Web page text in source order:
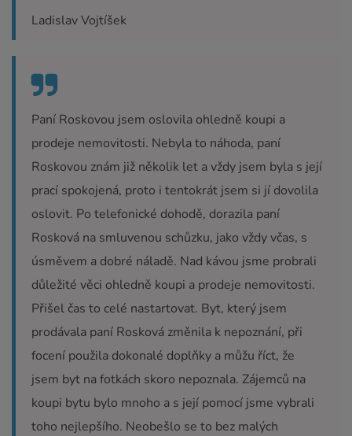
Ladislav Vojtíšek
Paní Roskovou jsem oslovila ohledně koupi a
prodeje nemovitosti. Nebyla to náhoda, paní
Roskovou znám již několik let a vždy jsem byla s její
prací spokojená, proto i tentokrát jsem si jí dovolila
oslovit. Po telefonické dohodě, dorazila paní
Rosková na smluvenou schůzku, jako vždy včas, s
úsměvem a dobré náladě. Nad kávou jsme probrali
důležité věci ohledně koupi a prodeje nemovitosti.
Přišel čas to celé nastartovat. Byt, který jsem
prodávala paní Rosková změnila k nepoznání, při
focení použila dokonalé doplňky a můžu říct, že
jsem byt na fotkách skoro nepoznala. Zájemců na
koupi bytu bylo mnoho a s její pomocí jsme vybrali
toho nejlepšího. Neobešlo se to bez malých